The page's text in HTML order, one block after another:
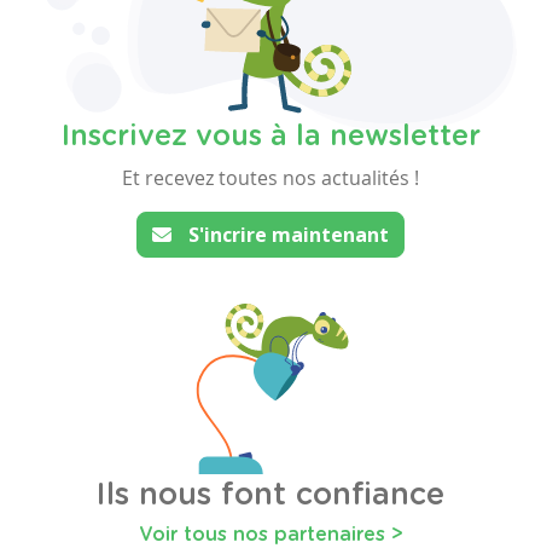
Inscrivez vous à la newsletter
Et recevez toutes nos actualités !
S'incrire maintenant
Ils nous font confiance
Voir tous nos partenaires >